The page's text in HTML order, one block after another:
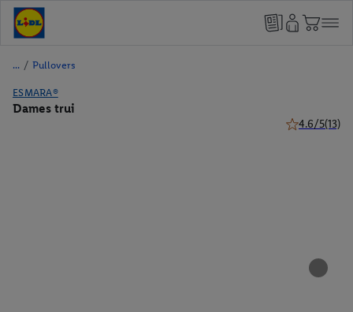
/ Pullovers
ESMARA®
Dames trui
4.6/5(13)